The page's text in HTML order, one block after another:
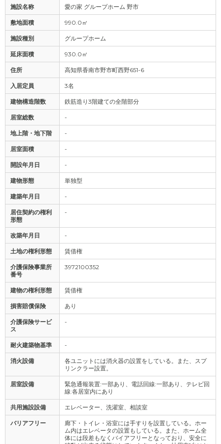
施設名称 愛の家 グループホーム 野市
敷地面積 990.0㎡
施設種別 グループホーム
延床面積 930.0㎡
住所 高知県香南市野市町西野651-6
入居定員 3名
建物構造階数 鉄筋造り3階建ての全階部分
居室総数 -
地上階・地下階 -
居室面積 -
開設年月日 -
建物形態 単独型
建築年月日 -
居住契約の権利
形態
-
改築年月日 -
土地の権利形態 賃借権
介護保険事業所
番号
3972100352
建物の権利形態 賃借権
損害賠償保険 あり
介護保険サービ
ス
-
耐火建築物基準 -
消火設備
各ユニットには消火器の設置をしている。また、スプ
リンクラー設置。
居室設備
緊急通報装置:一部あり、電話回線:一部あり、テレビ回
線:各居室内にあり
共用施設設備 エレベーター、洗濯室、相談室
バリアフリー
廊下・トイレ・浴室には手すりを設置している。ホー
ム内はエレベータの設置もしている。また、ホーム全
体には段差もなくバイアフリーとなっており、安全に